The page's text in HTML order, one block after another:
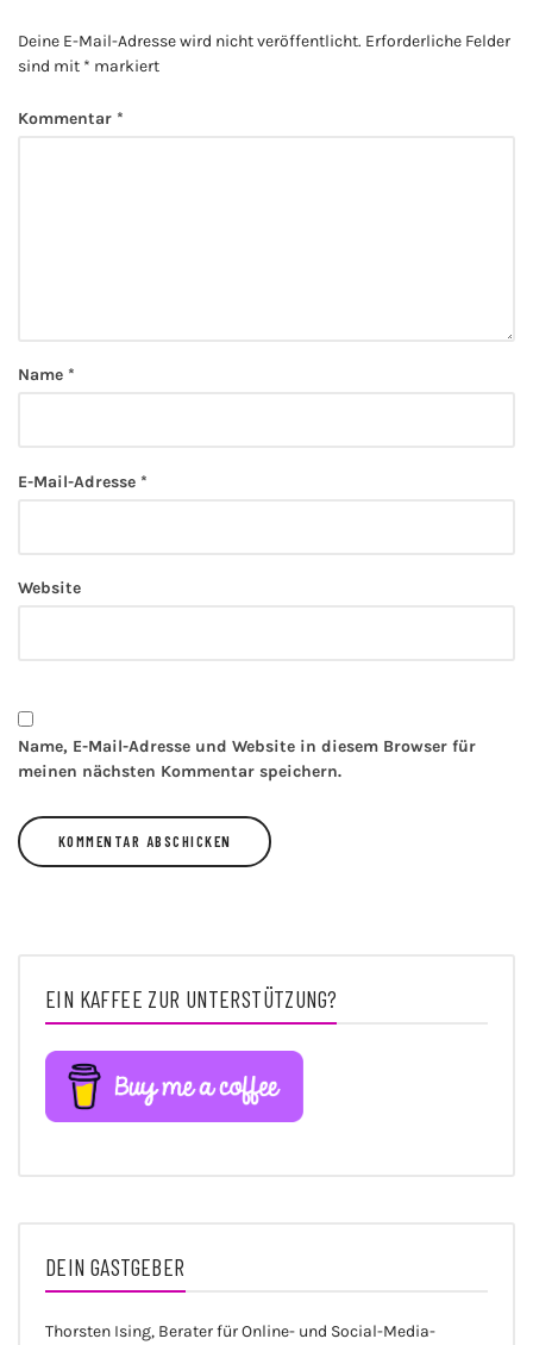
Deine E-Mail-Adresse wird nicht veröffentlicht. Erforderliche Felder
sind mit * markiert
Kommentar *
Name *
E-Mail-Adresse *
Website
Name, E-Mail-Adresse und Website in diesem Browser für
meinen nächsten Kommentar speichern.
EIN KAFFEE ZUR UNTERSTÜTZUNG?
DEIN GASTGEBER
Thorsten Ising, Berater für Online- und Social-Media-